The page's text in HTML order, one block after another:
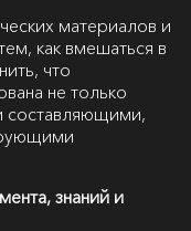
материалов и
как вмешаться в
что
не только
составляющими,
знаний и